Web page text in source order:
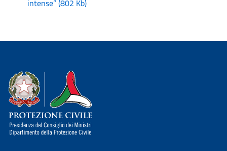
intense”(802 Kb)
Dipartimento della Protezione Civile